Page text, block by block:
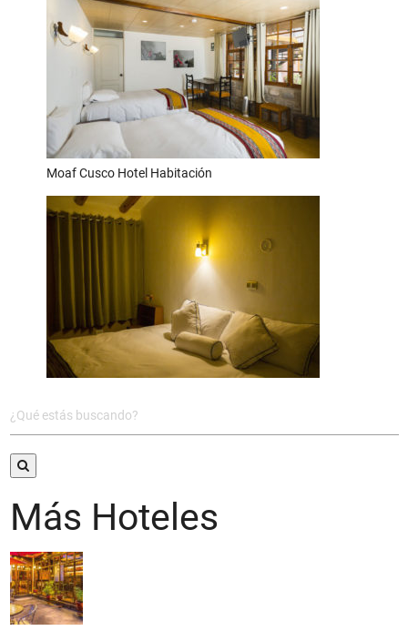
Moaf Cusco Hotel Habitación
Más Hoteles